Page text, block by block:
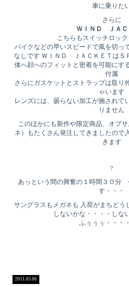
車に乗りた
さらに
ＷＩＮＤ ＪＡＣ
こちらもスイッチロッ
バイクなどの早いスピードで風を切っ
なしです ＷＩＮＤ ＪＡＣＫＥＴは
体へ顔へのフィットと密着を可能にす
付属
さらにガスケットとストラップは取
ゃいます
レンズには、曇らない加工が施され
りません
このほかにも新作や限定商品、オプ
ネ）もたくさん発注してきましたので
きます
?
あっという間の興奮の１時間３０分
す・・・
サングラスもメガネも 入荷がまちどう
しないかな・・・・しな
ふぅぅぅ・・・
2011.05.06